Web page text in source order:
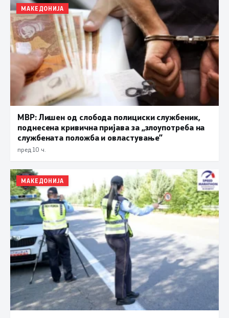
МАКЕДОНИЈА
МВР: Лишен од слобода полициски службеник,
поднесена кривична пријава за „злоупотреба на
службената положба и овластување”
пред 10 ч.
МАКЕДОНИЈА